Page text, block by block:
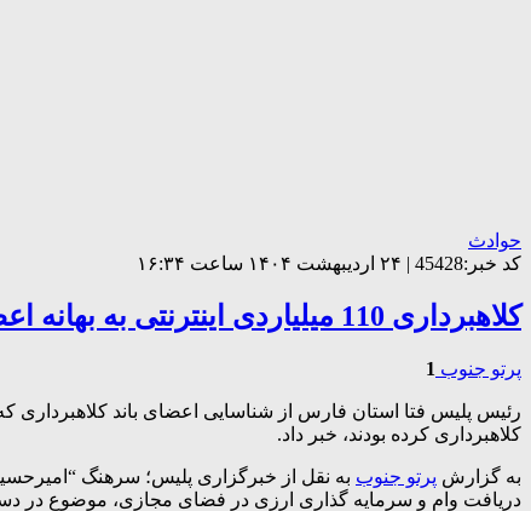
حوادث
کد خبر:45428 | ۲۴ اردیبهشت ۱۴۰۴ ساعت ۱۶:۳۴
کلاهبرداری 110 میلیاردی اینترنتی به بهانه اعطای وام و سرمایه گذاری
پرتو جنوب 1
کلاهبرداری کرده بودند، خبر داد.
به گزارش پرتو جنوب به نقل از خبرگزاری پلیس؛ سرهنگ
دریافت وام و سرمایه گذاری ارزی در فضای مجازی، موضوع در